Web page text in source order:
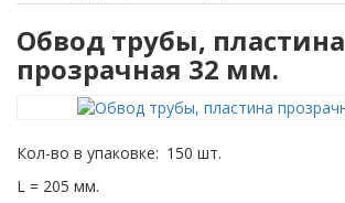
Обвод трубы, пластина
прозрачная 32 мм.
Кол-во в упаковке: 150 шт.
L = 205 мм.